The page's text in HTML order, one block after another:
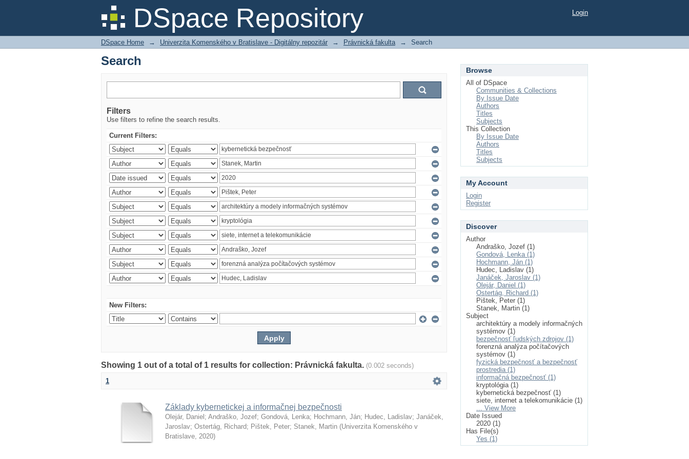
DSpace Repository
Search Login
DSpace Home → Univerzita Komenského v Bratislave - Digitálny repozitár → Právnická fakulta → Search
Search
Filters
Use filters to refine the search results.
Current Filters:
New Filters:
Showing 1 out of a total of 1 results for collection: Právnická fakulta. (0.002 seconds)
1
Základy kybernetickej a informačnej bezpečnosti
Olejár, Daniel ; Andraško, Jozef; Gondová, Lenka; Hochmann, Ján; Hudec, Ladislav; Janáček,
Jaroslav; Ostertág, Richard; Pištek, Peter; Stanek, Martin (Univerzita Komenského v
Bratislave, 2020)
Browse
All of DSpace
Communities & Collections
By Issue Date
Authors
Titles
Subjects
This Collection
By Issue Date
Authors
Titles
Subjects
My Account
Login
Register
Discover
Author
Andraško, Jozef (1)
Gondová, Lenka (1)
Hochmann, Ján (1)
Hudec, Ladislav (1)
Janáček, Jaroslav (1)
Olejár, Daniel (1)
Ostertág, Richard (1)
Pištek, Peter (1)
Stanek, Martin (1)
Subject
architektúry a modely informačných
systémov (1)
bezpečnosť ľudských zdrojov (1)
forenzná analýza počítačových
systémov (1)
fyzická bezpečnosť a bezpečnosť
prostredia (1)
informačná bezpečnosť (1)
kryptológia (1)
kybernetická bezpečnosť (1)
siete, internet a telekomunikácie (1)
... View More
Date Issued
2020 (1)
Has File(s)
Yes (1)